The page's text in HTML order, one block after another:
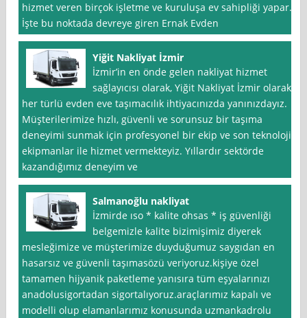
hizmet veren birçok işletme ve kuruluşa ev sahipliği yapar.
İşte bu noktada devreye giren Ernak Evden
Yiğit Nakliyat İzmir
İzmir’in en önde gelen nakliyat hizmet
sağlayıcısı olarak, Yiğit Nakliyat İzmir olarak
her türlü evden eve taşımacılık ihtiyacınızda yanınızdayız.
Müşterilerimize hızlı, güvenli ve sorunsuz bir taşıma
deneyimi sunmak için profesyonel bir ekip ve son teknoloji
ekipmanlar ile hizmet vermekteyiz. Yıllardır sektörde
kazandığımız deneyim ve
Salmanoğlu nakliyat
İzmirde ıso * kalite ohsas * iş güvenliği
belgemizle kalite bizimişimiz diyerek
mesleğimize ve müşterimize duyduğumuz saygıdan en
hasarsız ve güvenli taşımasözü veriyoruz.kişiye özel
tamamen hijyanik paketleme yanısıra tüm eşyalarınızı
anadolusigortadan sigortalıyoruz.araçlarımız kapalı ve
modelli olup elamanlarımız konusunda uzmankadrolu